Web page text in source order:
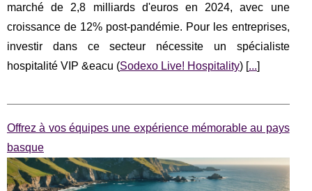
marché de 2,8 milliards d'euros en 2024, avec une
croissance de 12% post-pandémie. Pour les entreprises,
investir dans ce secteur nécessite un spécialiste
hospitalité VIP &eacu (Sodexo Live! Hospitality) [...]
Offrez à vos équipes une expérience mémorable au pays
basque